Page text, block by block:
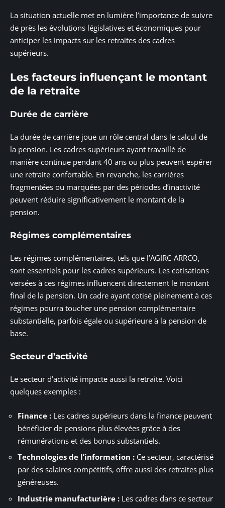
La situation actuelle met en lumière l’importance de suivre
de près les évolutions législatives et économiques pour
anticiper les impacts sur les retraites des cadres
supérieurs.
Les facteurs influençant le montant
de la retraite
Durée de carrière
La durée de carrière joue un rôle central dans le calcul de
la pension. Les cadres supérieurs ayant travaillé de
manière continue pendant 40 ans ou plus peuvent espérer
une retraite confortable. En revanche, les carrières
fragmentées ou marquées par des périodes d’inactivité
peuvent réduire significativement le montant de la
pension.
Régimes complémentaires
Les régimes complémentaires, tels que l’AGIRC-ARRCO,
sont essentiels pour les cadres supérieurs. Les cotisations
versées à ces régimes influencent directement le montant
final de la pension. Un cadre ayant cotisé pleinement à ces
régimes pourra toucher une pension complémentaire
substantielle, parfois égale ou supérieure à la pension de
base.
Secteur d’activité
Le secteur d’activité impacte aussi la retraite. Voici
quelques exemples :
Finance : Les cadres supérieurs dans la finance peuvent
bénéficier de pensions plus élevées grâce à des
rémunérations et des bonus substantiels.
Technologies de l’information : Ce secteur, caractérisé
par des salaires compétitifs, offre aussi des retraites plus
généreuses.
Industrie manufacturière : Les cadres dans ce secteur